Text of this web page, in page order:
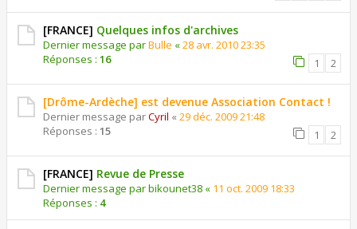
[FRANCE] Quelques infos d'archives
Dernier message parBulle «28 avr. 2010 23:35
Réponses : 16 1 2
[Drôme-Ardèche] est devenue Association Contact !
Dernier message parCyril « 29 déc. 2009 21:48
Réponses : 15 1 2
[FRANCE] Revue de Presse
Dernier message parbikounet38 « 11 oct. 2009 18:33
Réponses : 4